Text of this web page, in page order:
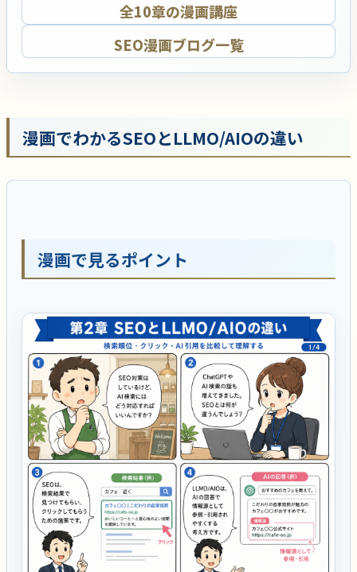
全10章の漫画講座
SEO漫画ブログ一覧
漫画でわかるSEOとLLMO/AIOの違い
漫画で見るポイント